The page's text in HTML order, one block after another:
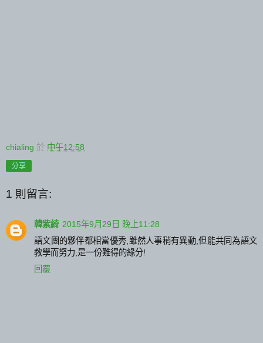
chialing 於 中午12:58
分享
1 則留言:
韓紫綺 2015年9月29日 晚上11:28
語文團的夥伴都相當優秀,雖然人事稍有異動,但能共同為語文
教學而努力,是一份難得的緣分!
回覆